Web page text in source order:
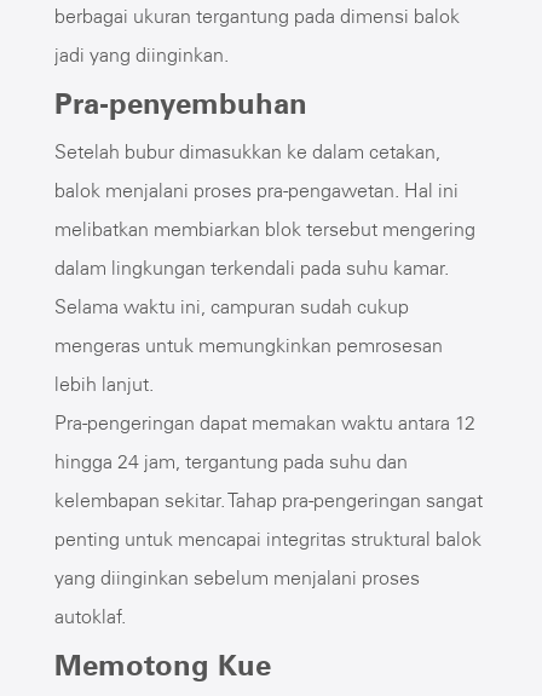
berbagai ukuran tergantung pada dimensi balok
jadi yang diinginkan.
Pra-penyembuhan
Setelah bubur dimasukkan ke dalam cetakan,
balok menjalani proses pra-pengawetan. Hal ini
melibatkan membiarkan blok tersebut mengering
dalam lingkungan terkendali pada suhu kamar.
Selama waktu ini, campuran sudah cukup
mengeras untuk memungkinkan pemrosesan
lebih lanjut.
Pra-pengeringan dapat memakan waktu antara 12
hingga 24 jam, tergantung pada suhu dan
kelembapan sekitar. Tahap pra-pengeringan sangat
penting untuk mencapai integritas struktural balok
yang diinginkan sebelum menjalani proses
autoklaf.
Memotong Kue